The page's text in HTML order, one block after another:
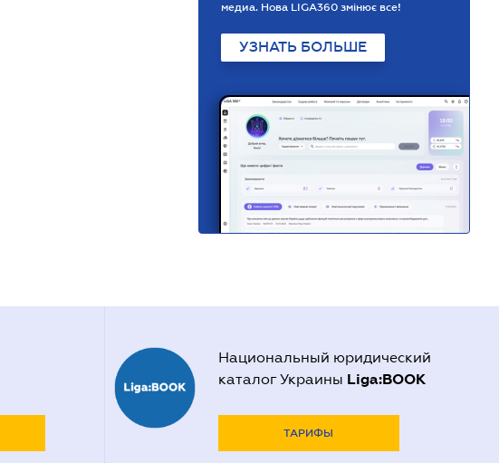
медиа. Нова LIGA360 змінює все!
УЗНАТЬ БОЛЬШЕ
Национальный юридический
каталог Украины Liga:BOOK
ТАРИФЫ